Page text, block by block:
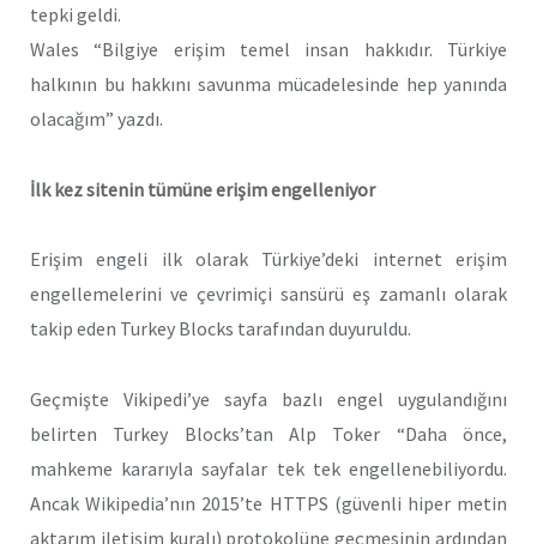
tepki geldi.
Wales “Bilgiye erişim temel insan hakkıdır. Türkiye
halkının bu hakkını savunma mücadelesinde hep yanında
olacağım” yazdı.
İlk kez sitenin tümüne erişim engelleniyor
Erişim engeli ilk olarak Türkiye’deki internet erişim
engellemelerini ve çevrimiçi sansürü eş zamanlı olarak
takip eden Turkey Blocks tarafından duyuruldu.
Geçmişte Vikipedi’ye sayfa bazlı engel uygulandığını
belirten Turkey Blocks’tan Alp Toker “Daha önce,
mahkeme kararıyla sayfalar tek tek engellenebiliyordu.
Ancak Wikipedia’nın 2015’te HTTPS (güvenli hiper metin
aktarım iletişim kuralı) protokolüne geçmesinin ardından